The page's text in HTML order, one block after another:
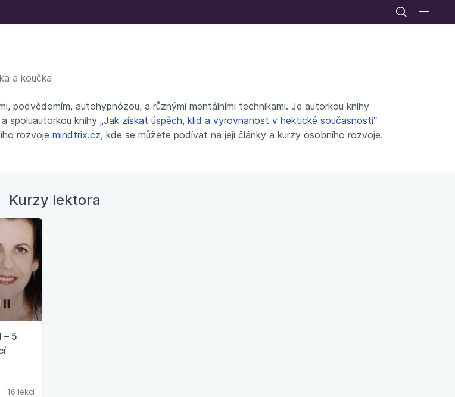
a koučka
podvědomím, autohypnózou, a různými mentálními technikami. Je autorkou knihy
spoluautorkou knihy „Jak získat úspěch, klid a vyrovnanost v hektické současnosti“
rozvoje mindtrix.cz, kde se můžete podívat na její články a kurzy osobního rozvoje.
Kurzy lektora
– 5
16 lekcí